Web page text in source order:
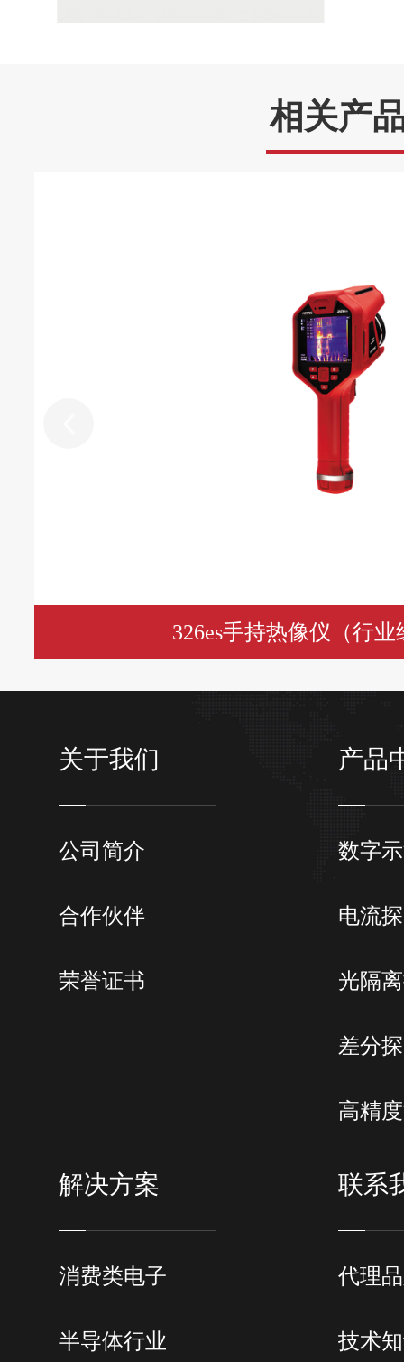
相关产
326es手持热像仪（行
关于我们
公司简介
合作伙伴
荣誉证书
产品
数字
电流
光隔
差分
高精
解决方案
消费类电子
半导体行业
联系
代理
技术